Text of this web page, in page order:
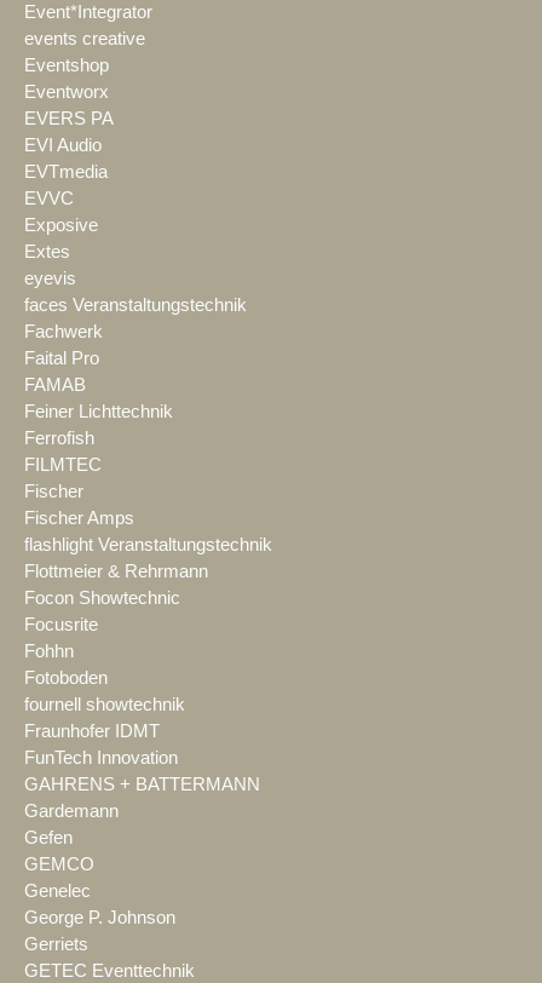
Event*Integrator
events creative
Eventshop
Eventworx
EVERS PA
EVI Audio
EVTmedia
EVVC
Exposive
Extes
eyevis
faces Veranstaltungstechnik
Fachwerk
Faital Pro
FAMAB
Feiner Lichttechnik
Ferrofish
FILMTEC
Fischer
Fischer Amps
flashlight Veranstaltungstechnik
Flottmeier & Rehrmann
Focon Showtechnic
Focusrite
Fohhn
Fotoboden
fournell showtechnik
Fraunhofer IDMT
FunTech Innovation
GAHRENS + BATTERMANN
Gardemann
Gefen
GEMCO
Genelec
George P. Johnson
Gerriets
GETEC Eventtechnik